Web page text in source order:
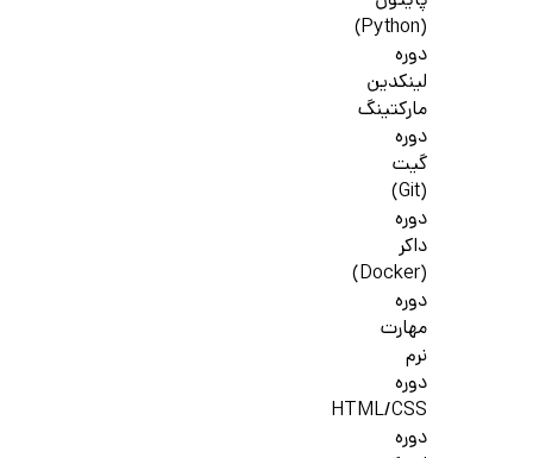
(Python)
دوره
لینکدین
مارکتینگ
دوره
گیت
(Git)
دوره
داکر
(Docker)
دوره
مهارت
نرم
دوره
HTML/CSS
دوره